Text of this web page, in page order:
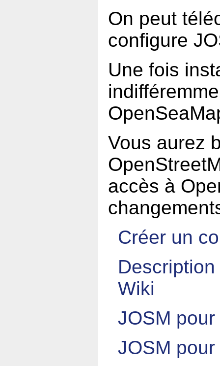
On peut
configure
Une fois
Vous aurez
accès à
Créer un
Wiki
JOSM
JOSM